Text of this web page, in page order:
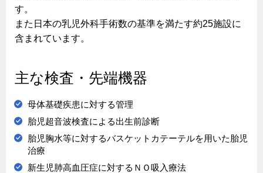
す。
また日本の乳児外科手術数の基準を満たす約25施設に
含まれています。
主な検査・先端機器
母体基礎疾患に対する管理
胎児超音波検査による出生前診断
胎児胸水等に対するバスケットカテーテルを用いた胎児
治療
新生児肺高血圧症に対するＮＯ吸入療法